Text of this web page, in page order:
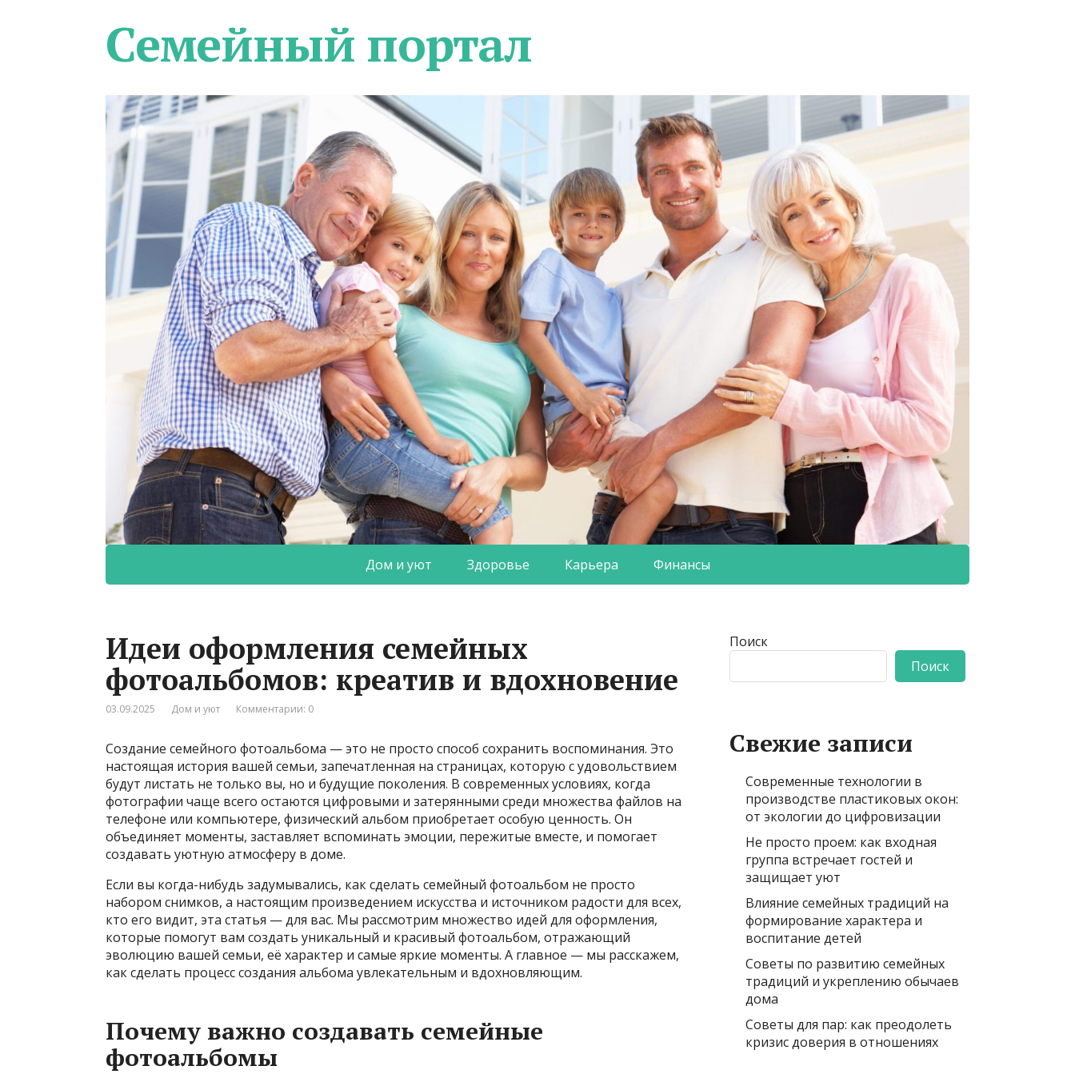
Семейный портал
Дом и уют Здоровье Карьера Финансы
Идеи оформления семейных
фотоальбомов: креатив и вдохновение
03.09.2025 Дом и уют Комментарии: 0
Создание семейного фотоальбома — это не просто способ сохранить воспоминания. Это
настоящая история вашей семьи, запечатленная на страницах, которую с удовольствием
будут листать не только вы, но и будущие поколения. В современных условиях, когда
фотографии чаще всего остаются цифровыми и затерянными среди множества файлов на
телефоне или компьютере, физический альбом приобретает особую ценность. Он
объединяет моменты, заставляет вспоминать эмоции, пережитые вместе, и помогает
создавать уютную атмосферу в доме.
Если вы когда-нибудь задумывались, как сделать семейный фотоальбом не просто
набором снимков, а настоящим произведением искусства и источником радости для всех,
кто его видит, эта статья — для вас. Мы рассмотрим множество идей для оформления,
которые помогут вам создать уникальный и красивый фотоальбом, отражающий
эволюцию вашей семьи, её характер и самые яркие моменты. А главное — мы расскажем,
как сделать процесс создания альбома увлекательным и вдохновляющим.
Почему важно создавать семейные
фотоальбомы
Поиск
Поиск
Свежие записи
Современные технологии в
производстве пластиковых окон:
от экологии до цифровизации
Не просто проем: как входная
группа встречает гостей и
защищает уют
Влияние семейных традиций на
формирование характера и
воспитание детей
Советы по развитию семейных
традиций и укреплению обычаев
дома
Советы для пар: как преодолеть
кризис доверия в отношениях